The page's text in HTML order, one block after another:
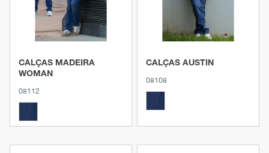
CALÇAS MADEIRA
WOMAN
08112
CALÇAS AUSTIN
08108